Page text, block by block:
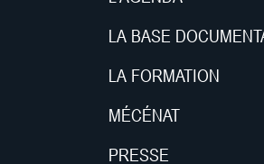
LA BASE
LA FORMATION
MÉCÉNAT
PRESSE